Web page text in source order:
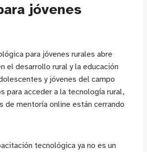
jóvenes
para jóvenes rurales abre
el desarrollo rural y la educación
y jóvenes del campo
para acceder a la tecnología rural,
de mentoría online están cerrando
tecnológica ya no es un